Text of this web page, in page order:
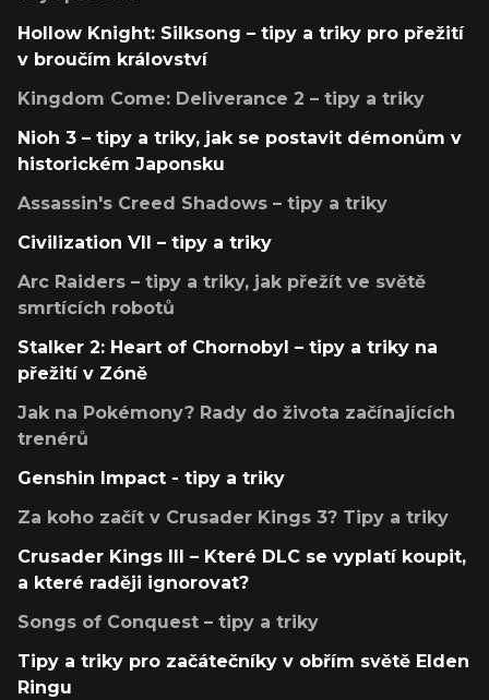
Hollow Knight: Silksong – tipy a triky pro přežití
v broučím království
Kingdom Come: Deliverance 2 – tipy a triky
Nioh 3 – tipy a triky, jak se postavit démonům v
historickém Japonsku
Assassin's Creed Shadows – tipy a triky
Civilization VII – tipy a triky
Arc Raiders – tipy a triky, jak přežít ve světě
smrtících robotů
Stalker 2: Heart of Chornobyl – tipy a triky na
přežití v Zóně
Jak na Pokémony? Rady do života začínajících
trenérů
Genshin Impact - tipy a triky
Za koho začít v Crusader Kings 3? Tipy a triky
Crusader Kings III – Které DLC se vyplatí koupit,
a které raději ignorovat?
Songs of Conquest – tipy a triky
Tipy a triky pro začátečníky v obřím světě Elden
Ringu